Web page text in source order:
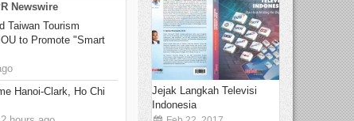
Newswire
Taiwan Tourism
to Promote "Smart
Hanoi-Clark, Ho Chi
Jejak Langkah Televisi
Indonesia